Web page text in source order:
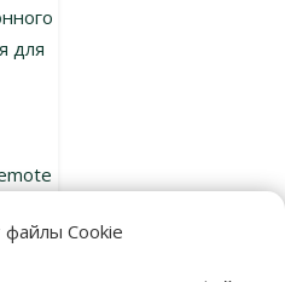
файлы Cookie
для
Скидка